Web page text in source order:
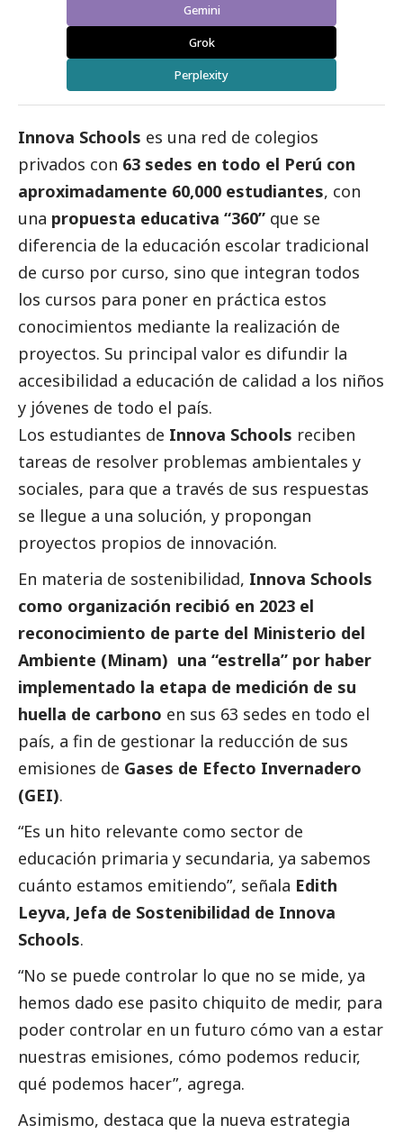
Gemini
Grok
Perplexity
Innova Schools es una red de colegios
privados con 63 sedes en todo el Perú con
aproximadamente 60,000 estudiantes, con
una propuesta educativa “360” que se
diferencia de la educación escolar tradicional
de curso por curso, sino que integran todos
los cursos para poner en práctica estos
conocimientos mediante la realización de
proyectos. Su principal valor es difundir la
accesibilidad a educación de calidad a los niños
y jóvenes de todo el país.
Los estudiantes de Innova Schools reciben
tareas de resolver problemas ambientales y
sociales, para que a través de sus respuestas
se llegue a una solución, y propongan
proyectos propios de innovación.
En materia de sostenibilidad, Innova Schools
como organización recibió en 2023 el
reconocimiento de parte del Ministerio del
Ambiente (Minam) una “estrella” por haber
implementado la etapa de medición de su
huella de carbono en sus 63 sedes en todo el
país, a fin de gestionar la reducción de sus
emisiones de Gases de Efecto Invernadero
(GEI).
“Es un hito relevante como sector de
educación primaria y secundaria, ya sabemos
cuánto estamos emitiendo”, señala Edith
Leyva, Jefa de Sostenibilidad de Innova
Schools.
“No se puede controlar lo que no se mide, ya
hemos dado ese pasito chiquito de medir, para
poder controlar en un futuro cómo van a estar
nuestras emisiones, cómo podemos reducir,
qué podemos hacer”, agrega.
Asimismo, destaca que la nueva estrategia